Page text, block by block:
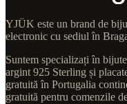
YJÜK este un brand de
electronic cu sediul în
Suntem specializați în
argint 925 Sterling și
gratuită în Portugalia
gratuită pentru comenzile